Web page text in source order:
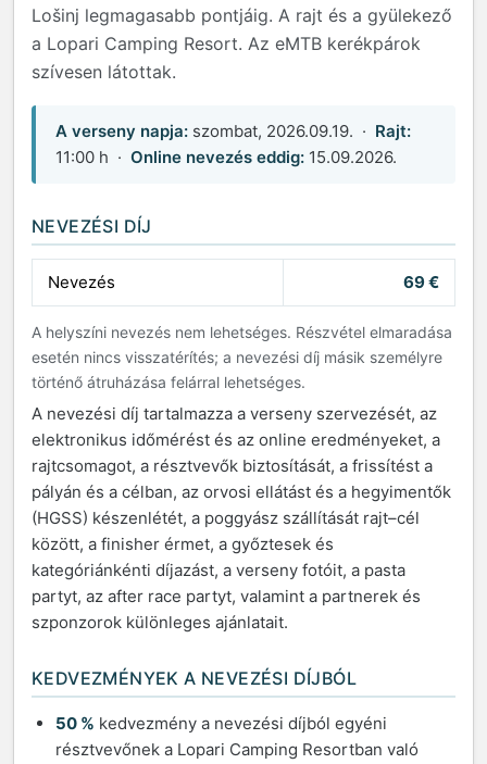
Lošinj legmagasabb pontjáig. A rajt és a gyülekező
a Lopari Camping Resort. Az eMTB kerékpárok
szívesen látottak.
A verseny napja: szombat, 2026.09.19. · Rajt:
11:00 h · Online nevezés eddig: 15.09.2026.
NEVEZÉSI DÍJ
Nevezés 69 €
A helyszíni nevezés nem lehetséges. Részvétel elmaradása
esetén nincs visszatérítés; a nevezési díj másik személyre
történő átruházása felárral lehetséges.
A nevezési díj tartalmazza a verseny szervezését, az
elektronikus időmérést és az online eredményeket, a
rajtcsomagot, a résztvevők biztosítását, a frissítést a
pályán és a célban, az orvosi ellátást és a hegyimentők
(HGSS) készenlétét, a poggyász szállítását rajt–cél
között, a finisher érmet, a győztesek és
kategóriánkénti díjazást, a verseny fotóit, a pasta
partyt, az after race partyt, valamint a partnerek és
szponzorok különleges ajánlatait.
KEDVEZMÉNYEK A NEVEZÉSI DÍJBÓL
50 % kedvezmény a nevezési díjból egyéni
résztvevőnek a Lopari Camping Resortban való